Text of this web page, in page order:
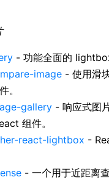
- 功能全面的
image - 使用滑
。
gallery - 响应式图
组件。
react-lightbox -
- 一个用于近距离